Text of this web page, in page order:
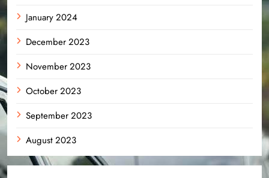
January 2024
December 2023
November 2023
October 2023
September 2023
August 2023